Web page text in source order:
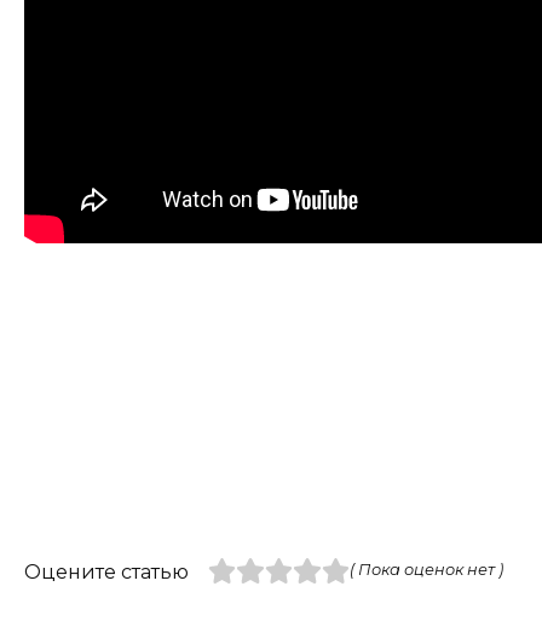
Оцените статью ( Пока оценок нет )